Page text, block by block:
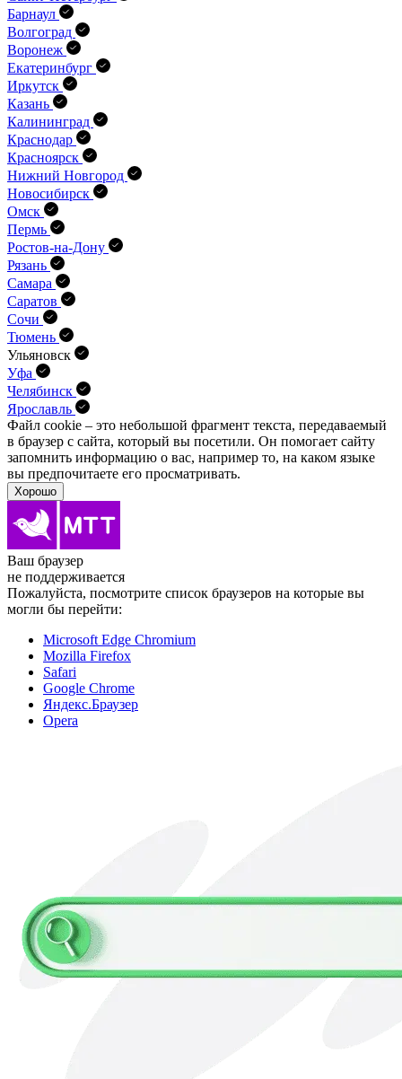
Барнаул
Волгоград
Воронеж
Екатеринбург
Иркутск
Казань
Калининград
Краснодар
Красноярск
Нижний Новгород
Новосибирск
Омск
Пермь
Ростов-на-Дону
Рязань
Самара
Саратов
Сочи
Тюмень
Ульяновск
Уфа
Челябинск
Ярославль
Файл cookie – это небольшой фрагмент текста, передава­емый
в браузер с сайта, который вы посетили. Он помо­гает сайту
запомнить информацию о вас, например то, на каком языке
вы предпочитаете его просматривать.
Хорошо
Ваш браузер
не поддерживается
Пожалуйста, посмотрите список браузеров на которые вы
могли бы перейти:
Microsoft Edge Chromium
Mozilla Firefox
Safari
Google Chrome
Яндекс.Браузер
Opera